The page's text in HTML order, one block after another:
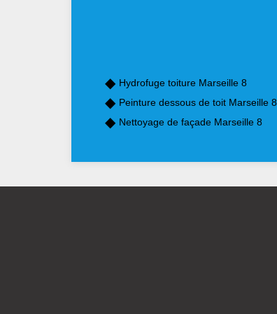
Hydrofuge toiture Marseille 8
Peinture dessous de toit Marseille 8
Nettoyage de façade Marseille 8